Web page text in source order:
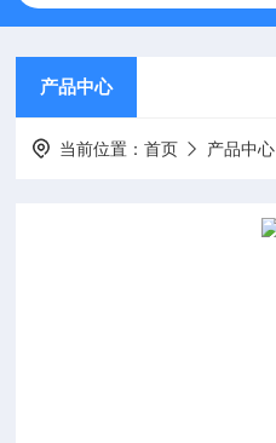
产品中心
当前位置：首页 产品中心